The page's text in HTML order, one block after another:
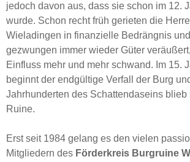
jedoch davon aus, dass sie schon im 12.
wurde. Schon recht früh gerieten die
Wieladingen in finanzielle Bedrängnis
gezwungen immer wieder Güter
Einfluss mehr und mehr schwand. Im 15.
beginnt der endgültige Verfall der Burg
Jahrhunderten des Schattendaseins blieb
Ruine.
Erst seit 1984 gelang es den vielen
Mitgliedern des Förderkreis Burgruine